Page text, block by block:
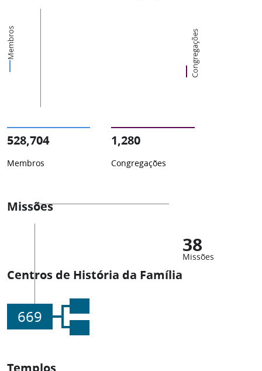
Membros Congregações
528,704
Membros
1,280
Congregações
Missões
38
Missões
Centros de História da Família
669
Templos